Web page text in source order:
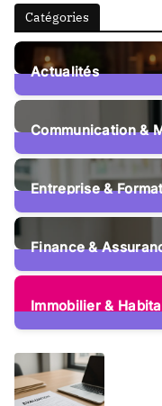
Catégories
Actualités
Communication &
Entreprise &
Finance &
Immobilier &